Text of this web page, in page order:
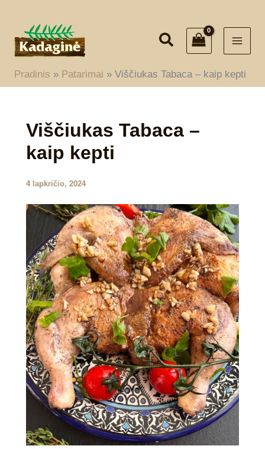
turinio
Pradinis Patarimai Viščiukas Tabaca – kaip kepti
Viščiukas Tabaca –
kaip kepti
4 lapkričio, 2024